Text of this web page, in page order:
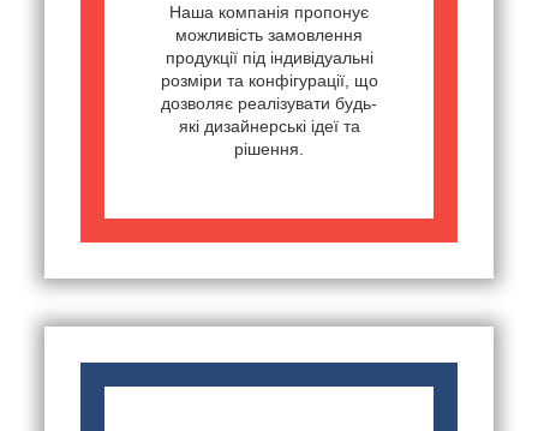
Наша компанія пропонує
можливість замовлення
продукції під індивідуальні
розміри та конфігурації, що
дозволяє реалізувати будь-
які дизайнерські ідеї та
рішення.